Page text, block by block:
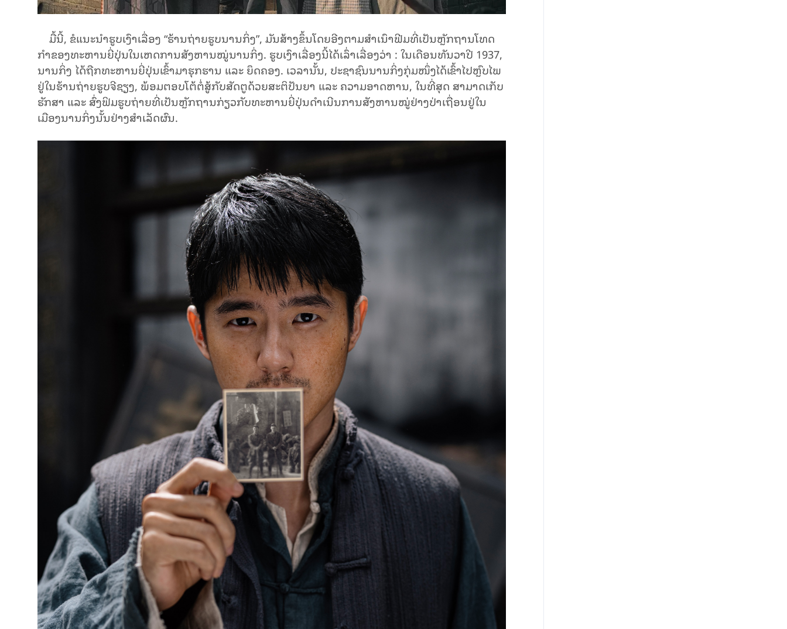
ມື້​ນີ້, ຂໍແນະ​ນຳ​ຮູບ​ເງົາ​ເລື່ອງ “​ຮ້ານ​ຖ່າຍ​ຮູບ​ນານ​ກິ່ງ”, ມັນ​​ສ້າງຂຶ້ນ​​ໂດຍອີງ​ຕາມ​ສຳ​ເນົາ​ຟີມ​ທີ່ເປັນຫຼັກຖານໂທ​ດ​
ກຳ​ຂອງ​ທະ​ຫານ​ຍີ່​ປຸ່ນ​ໃນ​ເຫດການສັງຫານໝູ່ນານກິ່ງ. ຮູບເງົາເລື່ອງ​ນີ້ໄດ້ເລົ່າເລື່ອງວ່າ : ໃນເດືອນທັນວາປີ 1937,
ນານກິ່ງ ໄດ້ຖືກທະຫານຍີ່ປຸ່ນເຂົ້າມາຮຸກຮານ ແລະ ຍຶດຄອງ. ເວລານັ້ນ, ປະຊາຊົນນານກິ່ງກຸ່ມໜຶ່ງໄດ້ເຂົ້າໄປຫຼົບໄພ
ຢູ່ໃນຮ້ານຖ່າຍຮູບຈີຊຽງ, ພ້ອມຕອບໂຕ້ຕໍ່ສູ້ກັບສັດຕູດ້ວຍສະຕິປັນຍາ ແລະ ຄວາມອາດຫານ, ໃນທີ່ສຸດ ສາມາດເກັບ
ຮັກສາ ແລະ ສົ່ງຟິມຮູບຖ່າຍທີ່ເປັນຫຼັກຖານກ່ຽວກັບທະຫານຍີ່ປຸ່ນດຳເນີນການສັງຫານໝູ່ຢ່າງປ່າເຖື່ອນຢູ່ໃນ
ເມືອງນານກິ່ງນັ້ນຢ່າງສຳເລັດຜົນ.